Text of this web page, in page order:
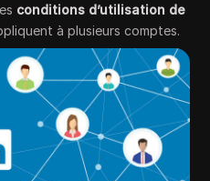
conditions d’utilisation de
à plusieurs comptes.